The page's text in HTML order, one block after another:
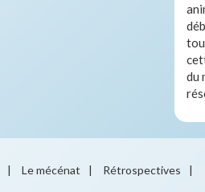
du
| Le mécénat | Rétrospectives |